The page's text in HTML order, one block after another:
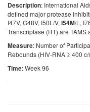
Description: International
defined major protease
I47V, G48V, I50L/V, I54M/L,
Transcriptase (RT) are TAMS
Measure: Number of
Rebounds (HIV-RNA ≥ 400
Time: Week 96